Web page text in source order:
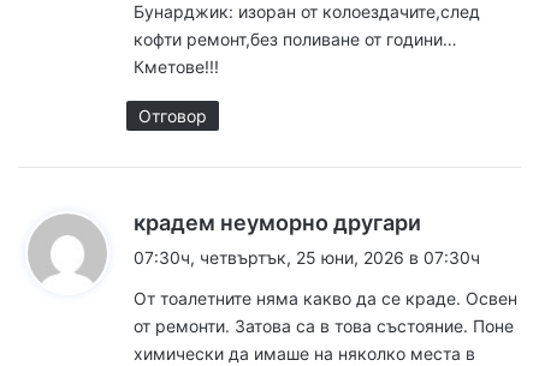
Бунарджик: изоран от колоездачите,след
кофти ремонт,без поливане от години…
Кметове!!!
Отговор
крадем неуморно другари
а
а
07:30ч, четвъртък, 25 юни, 2026 в 07:30ч
От тоалетните няма какво да се краде. Освен
от ремонти. Затова са в това състояние. Поне
химически да имаше на няколко места в